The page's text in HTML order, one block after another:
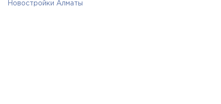
Новостройки Алматы